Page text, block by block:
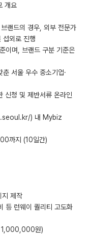
개요
랜드의 경우, 외부 전문가
섭외로 진행
이며, 브랜드 구분 기준은
서울 우수 중소기업·
신청 및 제반서류 온라인
) 내 Mybiz
까지 (10일간)
지 제작
등 런웨이 퀄리티 고도화
1,000,000원)